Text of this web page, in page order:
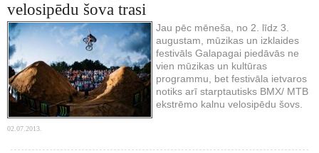
velosipēdu šova trasi
Jau pēc mēneša, no 2. līdz 3.
augustam, mūzikas un izklaides
festivāls Galapagai piedāvās ne
vien mūzikas un kultūras
programmu, bet festivāla ietvaros
notiks arī starptautisks BMX/ MTB
ekstrēmo kalnu velosipēdu šovs.
02.07.2013.